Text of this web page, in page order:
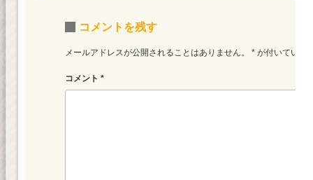
コメントを残す
メールアドレスが公開されることはありません。 * が付いている
コメント *